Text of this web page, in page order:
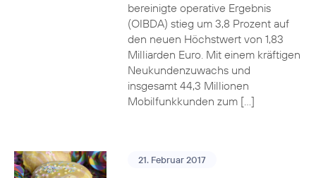
bereinigte operative Ergebnis
(OIBDA) stieg um 3,8 Prozent auf
den neuen Höchstwert von 1,83
Milliarden Euro. Mit einem kräftigen
Neukundenzuwachs und
insgesamt 44,3 Millionen
Mobilfunkkunden zum […]
21. Februar 2017